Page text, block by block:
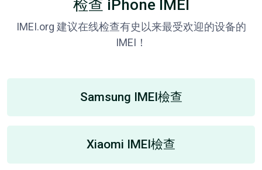
检查 iPhone IMEI
IMEI.org 建议在线检查有史以来最受欢迎的设备的
IMEI！
Samsung IMEI檢查
Xiaomi IMEI檢查